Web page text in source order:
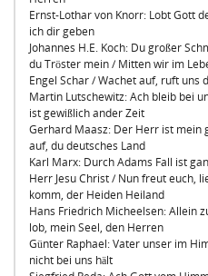
Ernst-Lothar von Knorr: Lobt Gott
ich dir geben
Johannes H.E. Koch: Du großer
du Tröster mein / Mitten wir im
Engel Schar / Wachet auf, ruft uns
Martin Lutschewitz: Ach bleib bei
ist gewißlich ander Zeit
Gerhard Maasz: Der Herr ist mein
auf, du deutsches Land
Karl Marx: Durch Adams Fall ist
Herr Jesu Christ / Nun freut euch,
komm, der Heiden Heiland
Hans Friedrich Micheelsen: Allein
lob, mein Seel, den Herren
Günter Raphael: Vater unser im
nicht bei uns hält